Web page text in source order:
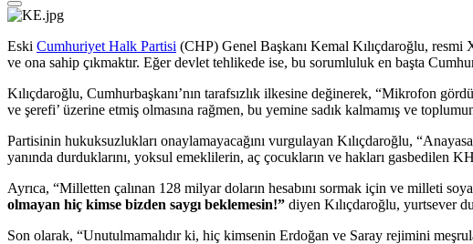
Eski Cumhuriyet Halk Partisi (CHP) Genel Başkanı Kemal Kılıçdaroğlu,
ve ona sahip çıkmaktır. Eğer devlet tehlikede ise, bu sorumluluk en başta
Kılıçdaroğlu, Cumhurbaşkanı’nın tarafsızlık ilkesine değinerek, “Mikrofon
ve şerefi’ üzerine etmiş olmasına rağmen, bu yemine sadık kalmamış ve
Partisinin hukuksuzlukları onaylamayacağını vurgulayan Kılıçdaroğlu,
yanında durduklarını, yoksul emeklilerin, aç çocukların ve hakları gasbedilen
Ayrıca, “Milletten çalınan 128 milyar doların hesabını sormak için ve milleti
olmayan hiç kimse bizden saygı beklemesin!” diyen Kılıçdaroğlu, yurtsever
Son olarak, “Unutulmamalıdır ki, hiç kimsenin Erdoğan ve Saray rejimini